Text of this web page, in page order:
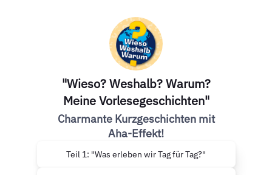
"Wieso? Weshalb? Warum?
Meine Vorlesegeschichten"
Charmante Kurzgeschichten mit
Aha-Effekt!
Teil 1: "Was erleben wir Tag für Tag?"